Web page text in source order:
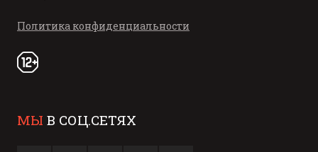
Политика конфиденциальности
МЫ В СОЦ.СЕТЯХ